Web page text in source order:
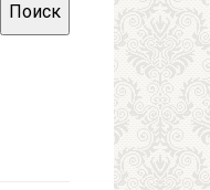
Поиск